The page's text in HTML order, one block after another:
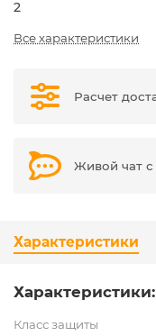
2
Все характеристики
Расчет
Живой чат
Характеристики
Характеристики:
Класс защиты